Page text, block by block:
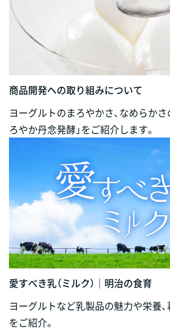
商品開発への取り組みについて
ヨーグルトのまろやかさ、なめらか
ろやか丹念発酵」をご紹介します。
愛すべき乳（ミルク）｜明治の食育
ヨーグルトなど乳製品の魅力や栄養
をご紹介。